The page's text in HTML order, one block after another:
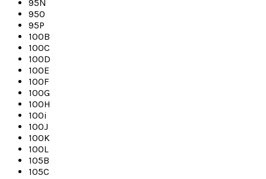
95N
95O
95P
100B
100C
100D
100E
100F
100G
100H
100i
100J
100K
100L
105B
105C